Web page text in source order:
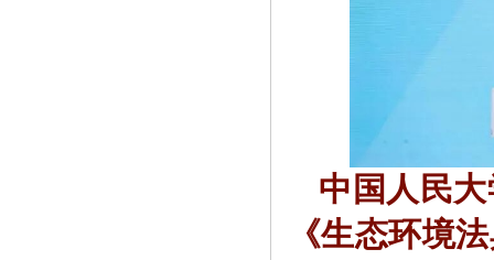
中国人民
《生态环境